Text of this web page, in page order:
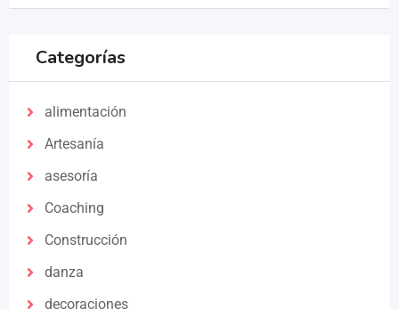
Categorías
alimentación
Artesanía
asesoría
Coaching
Construcción
danza
decoraciones